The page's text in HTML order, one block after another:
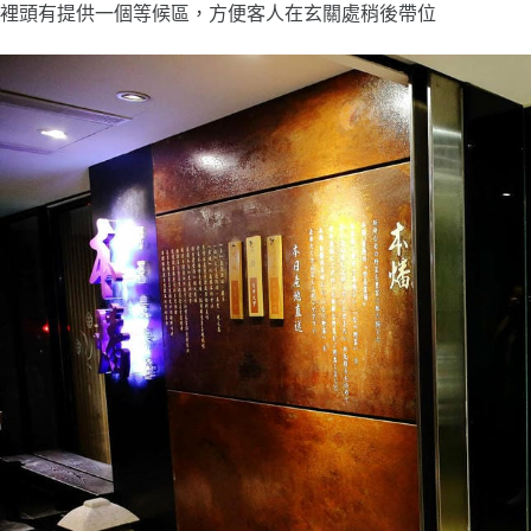
裡頭有提供一個等候區，方便客人在玄關處稍後帶位